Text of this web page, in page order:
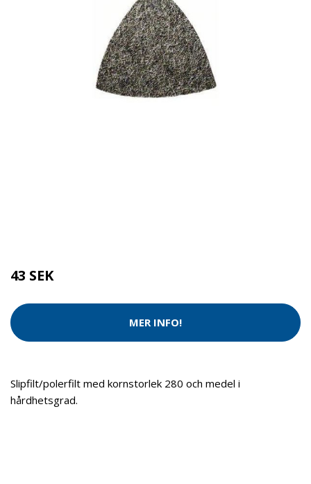
43 SEK
MER INFO!
Slipfilt/polerfilt med kornstorlek 280 och medel i
hårdhetsgrad.